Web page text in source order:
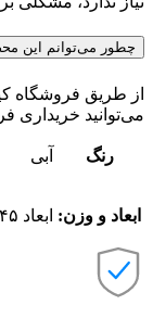
چطور می‌توانم این
از طریق فروشگاه
می‌توانید خریداری
رنگ آبی
ابعاد و وزن: ابعاد ۴۵×۲۲×۱۷, وزن 13 گرمی